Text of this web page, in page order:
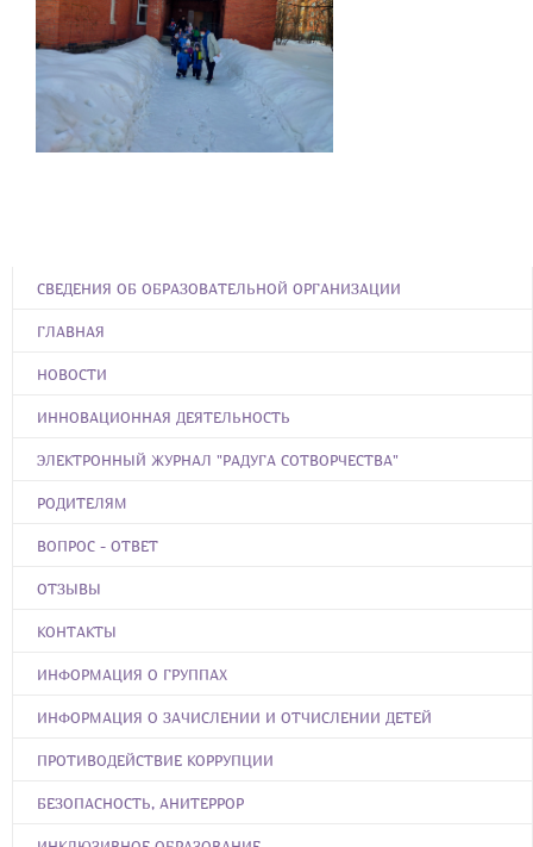
СВЕДЕНИЯ ОБ ОБРАЗОВАТЕЛЬНОЙ ОРГАНИЗАЦИИ
ГЛАВНАЯ
НОВОСТИ
ИННОВАЦИОННАЯ ДЕЯТЕЛЬНОСТЬ
ЭЛЕКТРОННЫЙ ЖУРНАЛ "РАДУГА СОТВОРЧЕСТВА"
РОДИТЕЛЯМ
ВОПРОС - ОТВЕТ
ОТЗЫВЫ
КОНТАКТЫ
ИНФОРМАЦИЯ О ГРУППАХ
ИНФОРМАЦИЯ О ЗАЧИСЛЕНИИ И ОТЧИСЛЕНИИ ДЕТЕЙ
ПРОТИВОДЕЙСТВИЕ КОРРУПЦИИ
БЕЗОПАСНОСТЬ, АНИТЕРРОР